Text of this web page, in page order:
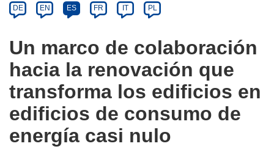
Category
Article
available
the
following
languages:
DE EN ES FR IT PL
Un marco de colaboración
hacia la renovación que
transforma los edificios en
edificios de consumo de
energía casi nulo